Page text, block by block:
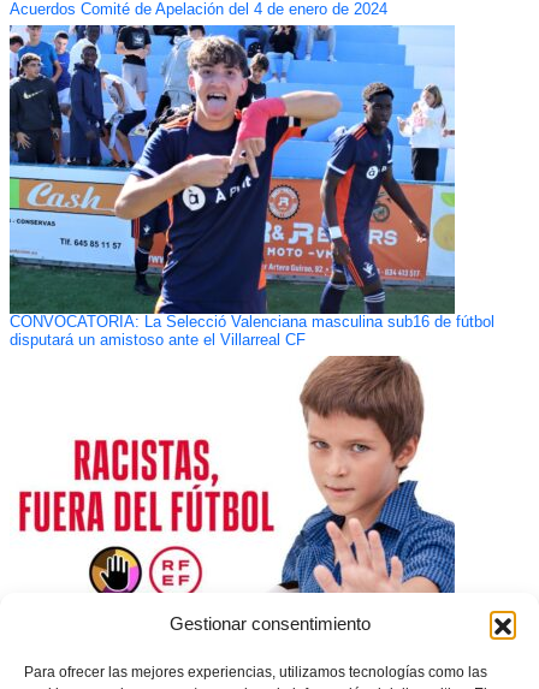
Gestionar consentimiento
Para ofrecer las mejores experiencias, utilizamos tecnologías como las
Acuerdos Comité de Apelación del 4 de enero de 2024
CONVOCATORIA: La Selecció Valenciana masculina sub16 de fútbol
disputará un amistoso ante el Villarreal CF